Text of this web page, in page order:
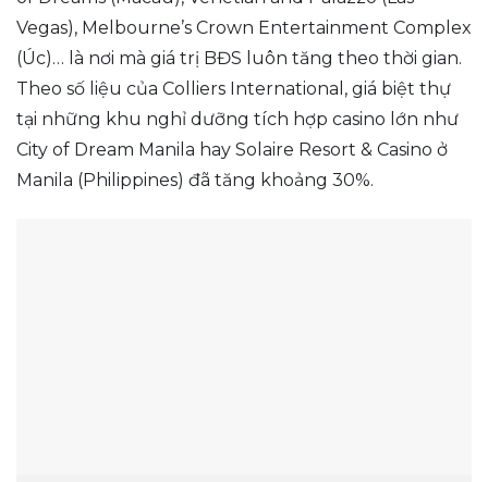
Vegas), Melbourne’s Crown Entertainment Complex
(Úc)… là nơi mà giá trị BĐS luôn tăng theo thời gian.
Theo số liệu của Colliers International, giá biệt thự
tại những khu nghỉ dưỡng tích hợp casino lớn như
City of Dream Manila hay Solaire Resort & Casino ở
Manila (Philippines) đã tăng khoảng 30%.